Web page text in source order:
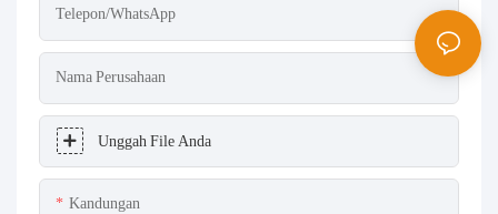
Telepon/WhatsApp
Nama Perusahaan
Unggah File Anda
Kandungan